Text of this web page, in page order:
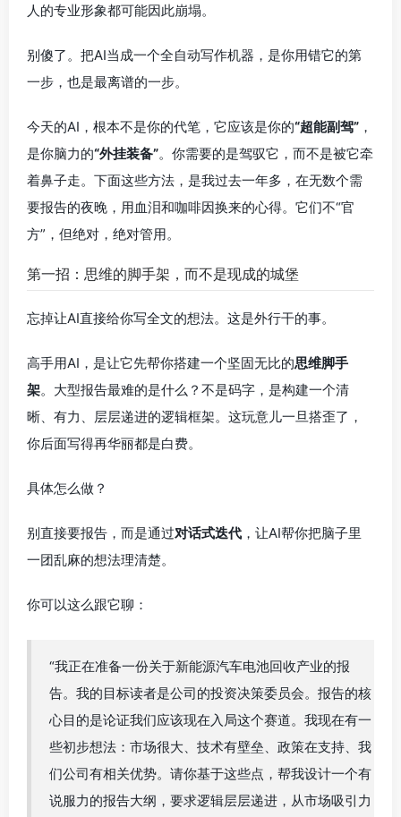
人的专业形象都可能因此崩塌。
别傻了。把AI当成一个全自动写作机器，是你用错它的第
一步，也是最离谱的一步。
今天的AI，根本不是你的代笔，它应该是你的“超能副驾” ，
是你脑力的“外挂装备”。你需要的是驾驭它，而不是被它牵
着鼻子走。下面这些方法，是我过去一年多，在无数个需
要报告的夜晚，用血泪和咖啡因换来的心得。它们不“官
方”，但绝对，绝对管用。
第一招：思维的脚手架，而不是现成的城堡
忘掉让AI直接给你写全文的想法。这是外行干的事。
高手用AI，是让它先帮你搭建一个坚固无比的思维脚手
架。大型报告最难的是什么？不是码字，是构建一个清
晰、有力、层层递进的逻辑框架。这玩意儿一旦搭歪了，
你后面写得再华丽都是白费。
具体怎么做？
别直接要报告，而是通过对话式迭代 ，让AI帮你把脑子里
一团乱麻的想法理清楚。
你可以这么跟它聊：
“我正在准备一份关于新能源汽车电池回收产业的报
告。我的目标读者是公司的投资决策委员会。报告的核
心目的是论证我们应该现在入局这个赛道。我现在有一
些初步想法：市场很大、技术有壁垒、政策在支持、我
们公司有相关优势。请你基于这些点，帮我设计一个有
说服力的报告大纲，要求逻辑层层递进，从市场吸引力